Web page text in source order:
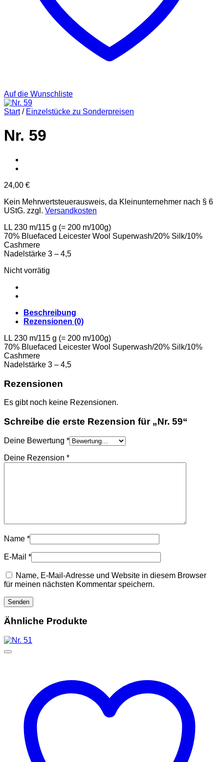
Auf die Wunschliste
Start / Einzelstücke zu Sonderpreisen
Nr. 59
24,00 €
Kein Mehrwertsteuerausweis, da Kleinunternehmer nach § 6
UStG. zzgl. Versandkosten
LL 230 m/115 g (= 200 m/100g)
70% Bluefaced Leicester Wool Superwash/20% Silk/10%
Cashmere
Nadelstärke 3 – 4,5
Nicht vorrätig
Beschreibung
Rezensionen (0)
LL 230 m/115 g (= 200 m/100g)
70% Bluefaced Leicester Wool Superwash/20% Silk/10%
Cashmere
Nadelstärke 3 – 4,5
Rezensionen
Es gibt noch keine Rezensionen.
Schreibe die erste Rezension für „Nr. 59“
Deine Bewertung *
Deine Rezension *
Name *
E-Mail *
Name, E-Mail-Adresse und Website in diesem Browser
für meinen nächsten Kommentar speichern.
Ähnliche Produkte